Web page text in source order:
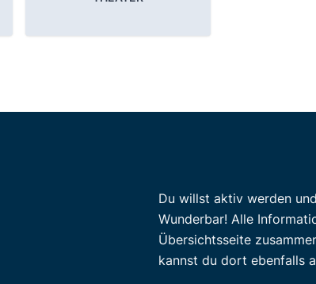
Du willst aktiv werden
Wunderbar! Alle
Übersichtsseite
kannst du dort ebenfalls